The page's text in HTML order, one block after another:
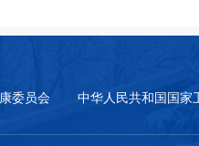
委员会 中华人民共和国国家